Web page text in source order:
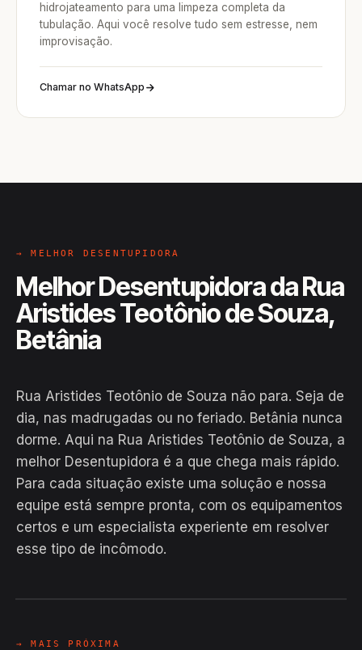
hidrojateamento para uma limpeza completa da
tubulação. Aqui você resolve tudo sem estresse, nem
improvisação.
Chamar no WhatsApp
→ MELHOR DESENTUPIDORA
Melhor Desentupidora da Rua
Aristides Teotônio de Souza,
Betânia
Rua Aristides Teotônio de Souza não para. Seja de
dia, nas madrugadas ou no feriado. Betânia nunca
dorme. Aqui na Rua Aristides Teotônio de Souza, a
melhor Desentupidora é a que chega mais rápido.
Para cada situação existe uma solução e nossa
equipe está sempre pronta, com os equipamentos
certos e um especialista experiente em resolver
esse tipo de incômodo.
EM CAMPO
Hiroshiro · Rua Aristides Teotônio
→ MAIS PRÓXIMA